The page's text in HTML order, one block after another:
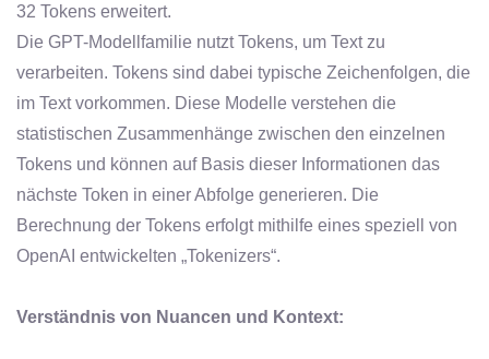
32 Tokens erweitert.
Die GPT-Modellfamilie nutzt Tokens, um Text zu
verarbeiten. Tokens sind dabei typische Zeichenfolgen, die
im Text vorkommen. Diese Modelle verstehen die
statistischen Zusammenhänge zwischen den einzelnen
Tokens und können auf Basis dieser Informationen das
nächste Token in einer Abfolge generieren. Die
Berechnung der Tokens erfolgt mithilfe eines speziell von
OpenAI entwickelten „Tokenizers“.
Verständnis von Nuancen und Kontext: